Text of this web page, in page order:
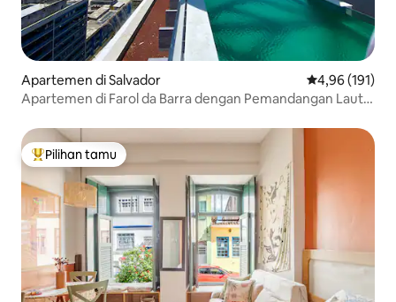
Apartemen di Salvador Nilai rata-rata
4,96 (191)
Apartemen di Farol da Barra dengan Pemandangan Laut
Pilihan tamu terpopuler
Pilihan tamu